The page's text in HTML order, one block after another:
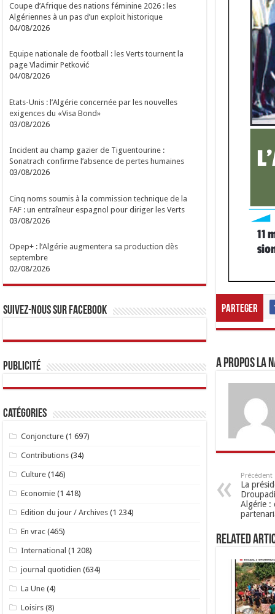
Parteger
A propos LA
Précédent
La
Algérie :
Related
Coupe d’Afrique des nations féminine 2026 : les
Algériennes à un pas d’un exploit historique
04/08/2026
Equipe nationale de football : les Verts tournent la
page Vladimir Petković
04/08/2026
Etats-Unis : l’Algérie concernée par les nouvelles
exigences du «Visa Bond»
03/08/2026
Incident au champ gazier de Tiguentourine :
Sonatrach confirme l’absence de pertes humaines
03/08/2026
Cinq noms soumis à la commission technique de la
FAF : un entraîneur espagnol pour diriger les Verts
03/08/2026
Opep+ : l’Algérie augmentera sa production dès
septembre
02/08/2026
Suivez-nous sur Facebook
Publicité
Catégories
Conjoncture (1 697)
Contributions (34)
Culture (146)
Economie (1 418)
Edition du jour / Archives (1 234)
En vrac (465)
International (1 208)
journal quotidien (634)
La Une (4)
Loisirs (8)